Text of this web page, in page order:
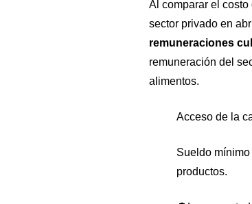
Al comparar el
sector privado en
remuneraciones
remuneración del
alimentos.
Acceso de la
Sueldo
productos.